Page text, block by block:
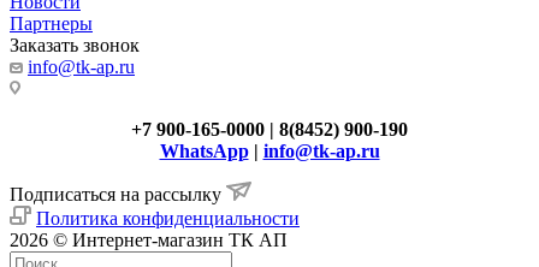
Партнеры
Заказать звонок
info@tk-ap.ru
+7 900-165-0000 | 8(8452) 900-190
WhatsApp| info@tk-ap.ru
Подписаться на рассылку
Политика конфиденциальности
2026 © Интернет-магазин ТК АП